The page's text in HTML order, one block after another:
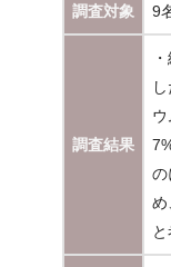
調査対象 9
調査結果
の
め